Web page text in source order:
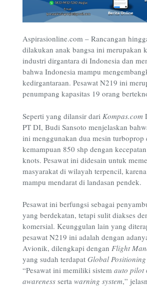
Aspirasionline.com – Rancangan
dilakukan anak bangsa ini merupakan
industri dirgantara di Indonesia dan
bahwa Indonesia mampu
kedirgantaraan. Pesawat N219 ini
penumpang kapasitas 19 orang
Seperti yang dilansir dari Kompas.com
PT DI, Budi Sansoto menjelaskan
ini menggunakan dua mesin turboprop
kemampuan 850 shp dengan
knots. Pesawat ini didesain untuk
masyarakat di wilayah terpencil,
mampu mendarat di landasan pendek.
Pesawat ini berfungsi sebagai
yang berdekatan, tetapi sulit diakses
komersial. Keunggulan lain yang
pesawat N219 ini adalah dengan
Avionik, dilengkapi dengan Flight
yang sudah terdapat Global Positioning
“Pesawat ini memiliki sistem auto pilot
awareness serta warning system,”